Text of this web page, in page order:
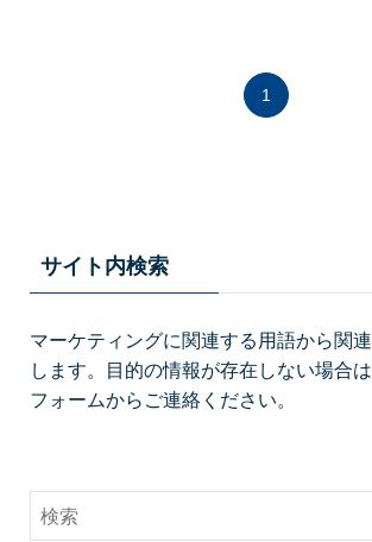
1
サイト内検索
マーケティングに関連する用語から関
します。目的の情報が存在しない場合
フォームからご連絡ください。